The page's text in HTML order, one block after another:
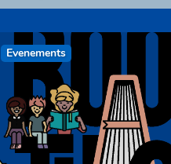
Evenements